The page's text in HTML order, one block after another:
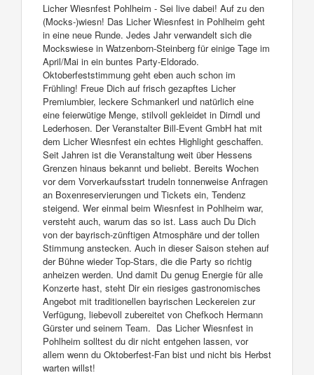
Licher Wiesnfest Pohlheim - Sei live dabei! Auf zu den
(Mocks-)wiesn! Das Licher Wiesnfest in Pohlheim geht
in eine neue Runde. Jedes Jahr verwandelt sich die
Mockswiese in Watzenborn-Steinberg für einige Tage im
April/Mai in ein buntes Party-Eldorado.
Oktoberfeststimmung geht eben auch schon im
Frühling! Freue Dich auf frisch gezapftes Licher
Premiumbier, leckere Schmankerl und natürlich eine
eine feierwütige Menge, stilvoll gekleidet in Dirndl und
Lederhosen. Der Veranstalter Bill-Event GmbH hat mit
dem Licher Wiesnfest ein echtes Highlight geschaffen.
Seit Jahren ist die Veranstaltung weit über Hessens
Grenzen hinaus bekannt und beliebt. Bereits Wochen
vor dem Vorverkaufsstart trudeln tonnenweise Anfragen
an Boxenreservierungen und Tickets ein, Tendenz
steigend. Wer einmal beim Wiesnfest in Pohlheim war,
versteht auch, warum das so ist. Lass auch Du Dich
von der bayrisch-zünftigen Atmosphäre und der tollen
Stimmung anstecken. Auch in dieser Saison stehen auf
der Bühne wieder Top-Stars, die die Party so richtig
anheizen werden. Und damit Du genug Energie für alle
Konzerte hast, steht Dir ein riesiges gastronomisches
Angebot mit traditionellen bayrischen Leckereien zur
Verfügung, liebevoll zubereitet von Chefkoch Hermann
Gürster und seinem Team. Das Licher Wiesnfest in
Pohlheim solltest du dir nicht entgehen lassen, vor
allem wenn du Oktoberfest-Fan bist und nicht bis Herbst
warten willst!